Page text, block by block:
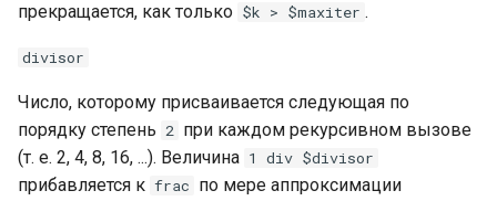
прекращается, как только $k > $maxiter .
divisor
Число, которому присваивается следующая по
порядку степень 2 при каждом рекурсивном вызове
(т. е. 2, 4, 8, 16, ...). Величина 1 div $divisor
прибавляется к frac по мере аппроксимации